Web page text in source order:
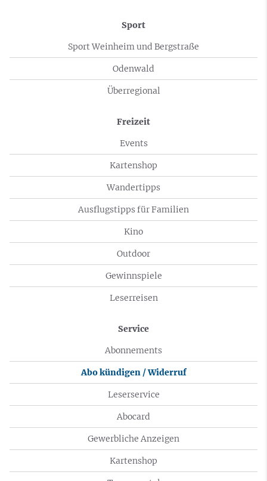
Sport
Sport Weinheim und Bergstraße
Odenwald
Überregional
Freizeit
Events
Kartenshop
Wandertipps
Ausflugstipps für Familien
Kino
Outdoor
Gewinnspiele
Leserreisen
Service
Abonnements
Abo kündigen / Widerruf
Leserservice
Abocard
Gewerbliche Anzeigen
Kartenshop